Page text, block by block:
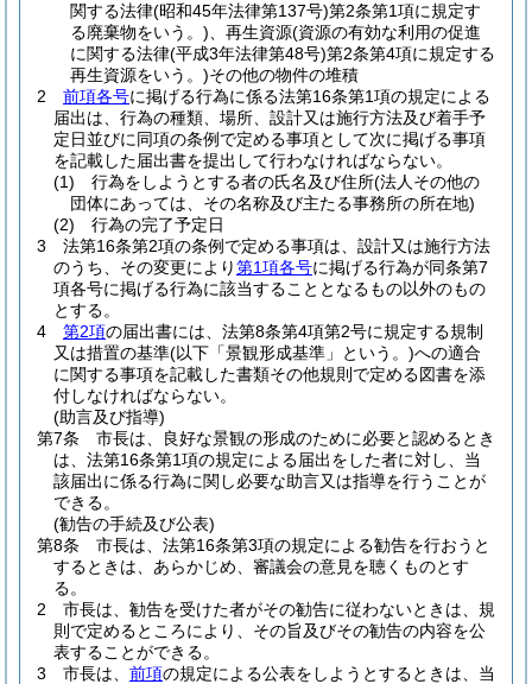
関する法律(昭和45年法律第137号)第2条第1項に規定す
る廃棄物をいう。) 、再生資源(資源の有効な利用の促進
に関する法律(平成3年法律第48号)第2条第4項に規定する
再生資源をいう。)その他の物件の堆積
2
前項各号に掲げる行為に係る法第16条第1項の規定による
届出は、行為の種類、場所、設計又は施行方法及び着手予
定日並びに同項の条例で定める事項として次に掲げる事項
を記載した届出書を提出して行わなければならない。
(1)
行為をしようとする者の氏名及び住所(法人その他の
団体にあっては、その名称及び主たる事務所の所在地)
(2)
行為の完了予定日
3
法第16条第2項の条例で定める事項は、設計又は施行方法
のうち、その変更により第1項各号に掲げる行為が同条第7
項各号に掲げる行為に該当することとなるもの以外のもの
とする。
4
第2項の届出書には、法第8条第4項第2号に規定する規制
又は措置の基準(以下「景観形成基準」という。)への適合
に関する事項を記載した書類その他規則で定める図書を添
付しなければならない。
(助言及び指導)
第7条
市長は、良好な景観の形成のために必要と認めるとき
は、法第16条第1項の規定による届出をした者に対し、当
該届出に係る行為に関し必要な助言又は指導を行うことが
できる。
(勧告の手続及び公表)
第8条
市長は、法第16条第3項の規定による勧告を行おうと
するときは、あらかじめ、審議会の意見を聴くものとす
る。
2
市長は、勧告を受けた者がその勧告に従わないときは、規
則で定めるところにより、その旨及びその勧告の内容を公
表することができる。
3
市長は、 前項の規定による公表をしようとするときは、当